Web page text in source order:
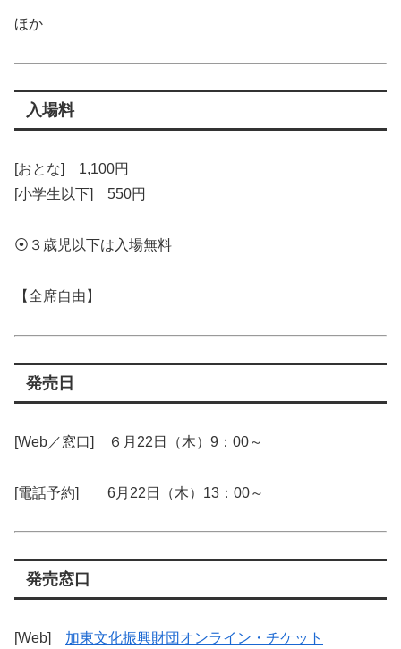
ほか
入場料
[おとな] 1,100円
[小学生以下] 550円
⦿３歳児以下は入場無料
【全席自由】
発売日
[Web／窓口] ６月22日（木）9：00～
[電話予約] 6月22日（木）13：00～
発売窓口
[Web] 加東文化振興財団オンライン・チケット